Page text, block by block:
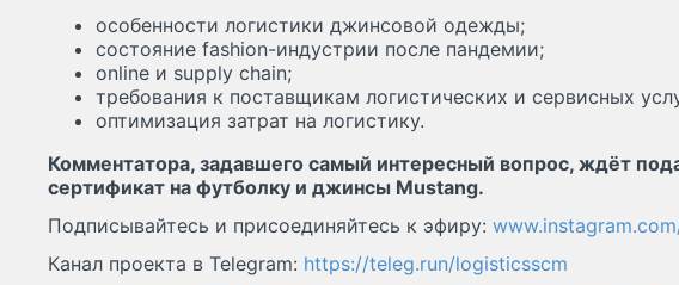
особенности логистики джинсовой одежды;
состояние fashion-индустрии после пандемии;
online и supply chain;
требования к поставщикам логистических и сервисных
оптимизация затрат на логистику.
Комментатора, задавшего самый интересный вопрос, ждёт
сертификат на футболку и джинсы Mustang.
Подписывайтесь и присоединяйтесь к эфиру:
Канал проекта в Telegram: https://teleg.run/logisticsscm